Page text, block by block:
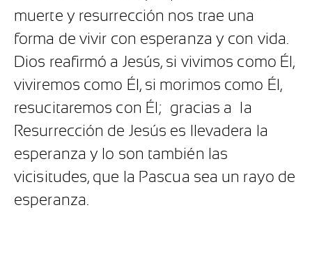
muerte y resurrección nos trae una
forma de vivir con esperanza y con vida.
Dios reafirmó a Jesús, si vivimos como Él,
viviremos como Él, si morimos como Él,
resucitaremos con Él; gracias a la
Resurrección de Jesús es llevadera la
esperanza y lo son también las
vicisitudes, que la Pascua sea un rayo de
esperanza.